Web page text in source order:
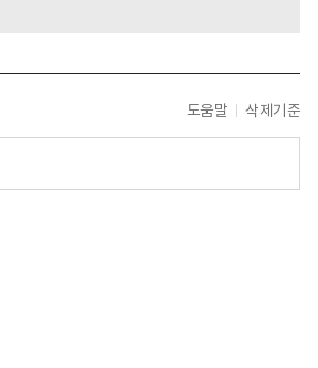
도움말 삭제기준